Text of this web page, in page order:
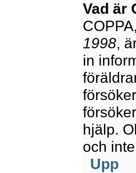
Vad är
1998,
in
hjälp.
och
Upp